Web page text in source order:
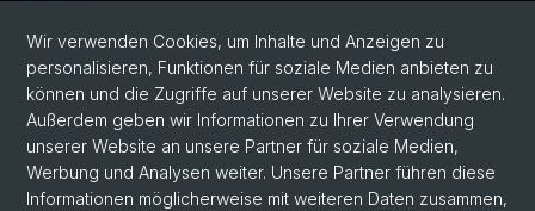
Facebook
Newsletter
Wir verwenden Cookies, um Inhalte und Anzeigen zu
personalisieren, Funktionen für soziale Medien anbieten zu
können und die Zugriffe auf unserer Website zu analysieren.
Außerdem geben wir Informationen zu Ihrer Verwendung
unserer Website an unsere Partner für soziale Medien,
Werbung und Analysen weiter. Unsere Partner führen diese
Informationen möglicherweise mit weiteren Daten zusammen,